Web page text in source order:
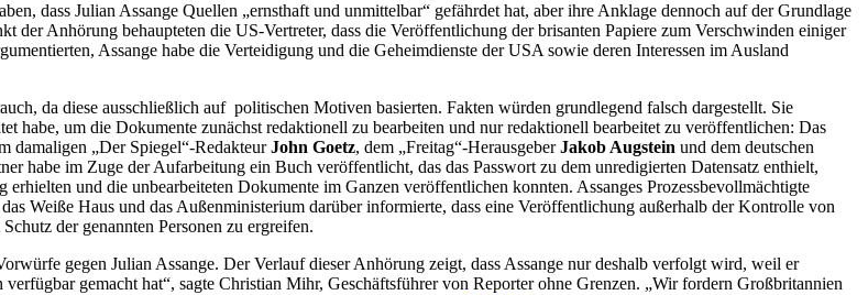
dass Julian Assange Quellen „ernsthaft und unmittelbar“ gefährdet hat, aber ihre Anklage dennoch auf der Grundlage
Anhörung behaupteten die US-Vertreter, dass die Veröffentlichung der brisanten Papiere zum Verschwinden einiger
Assange habe die Verteidigung und die Geheimdienste der USA sowie deren Interessen im Ausland
da diese ausschließlich auf politischen Motiven basierten. Fakten würden grundlegend falsch dargestellt. Sie
habe, um die Dokumente zunächst redaktionell zu bearbeiten und nur redaktionell bearbeitet zu veröffentlichen: Das
damaligen „Der Spiegel“-RedakteurJohn Goetz, dem „Freitag“-HerausgeberJakob Augstein und dem deutschen
habe im Zuge der Aufarbeitung ein Buch veröffentlicht, das das Passwort zu dem unredigierten Datensatz enthielt,
und die unbearbeiteten Dokumente im Ganzen veröffentlichen konnten. Assanges Prozessbevollmächtigte
Weiße Haus und das Außenministerium darüber informierte, dass eine Veröffentlichung außerhalb der Kontrolle von
der genannten Personen zu ergreifen.
gegen Julian Assange. Der Verlauf dieser Anhörung zeigt, dass Assange nur deshalb verfolgt wird, weil er
gemacht hat“, sagte Christian Mihr, Geschäftsführer von Reporter ohne Grenzen. „Wir fordern Großbritannien